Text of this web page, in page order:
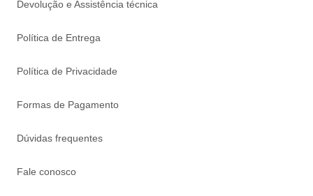
Devolução e Assistência técnica
Política de Entrega
Política de Privacidade
Formas de Pagamento
Dúvidas frequentes
Fale conosco